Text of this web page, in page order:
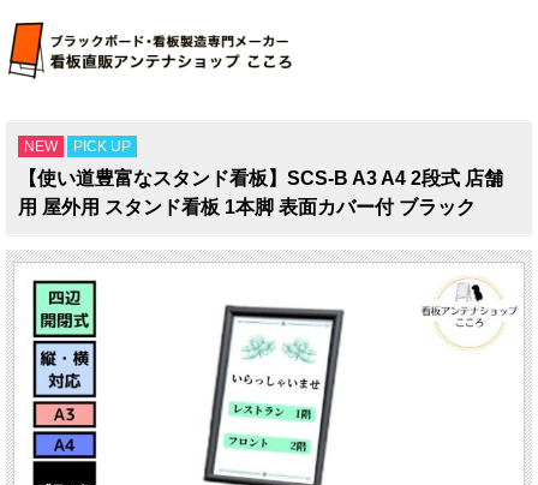
NEW PICK UP
【使い道豊富なスタンド看板】SCS-B A3 A4 2段式 店舗
用 屋外用 スタンド看板 1本脚 表面カバー付 ブラック